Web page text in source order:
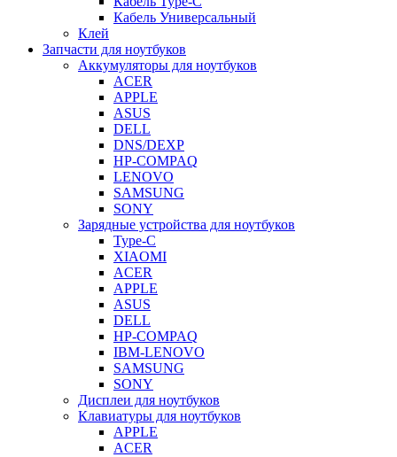
Кабель Универсальный
Клей
Запчасти для ноутбуков
Аккумуляторы для ноутбуков
ACER
APPLE
ASUS
DELL
DNS/DEXP
HP-COMPAQ
LENOVO
SAMSUNG
SONY
Зарядные устройства для ноутбуков
Type-C
XIAOMI
ACER
APPLE
ASUS
DELL
HP-COMPAQ
IBM-LENOVO
SAMSUNG
SONY
Дисплеи для ноутбуков
Клавиатуры для ноутбуков
APPLE
ACER